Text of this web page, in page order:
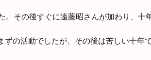
その後すぐに遠藤昭さんが加わり、十
の活動でしたが、その後は苦しい十年